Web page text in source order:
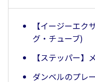
【イージーエク
グ・チューブ)
【ステッパー】
ダンベルのプレ